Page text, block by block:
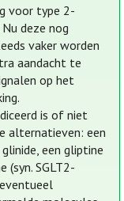
voor type 2-
deze nog
vaker worden
aandacht te
op het
is of niet
alternatieven: een
een gliptine
(syn. SGLT2-